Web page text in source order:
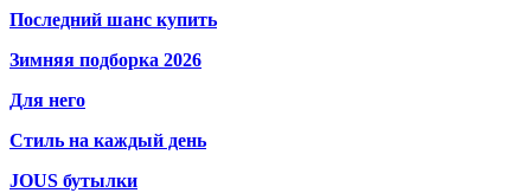
Последний шанс купить
Зимняя подборка 2026
Для него
Стиль на каждый день
JOUS бутылки